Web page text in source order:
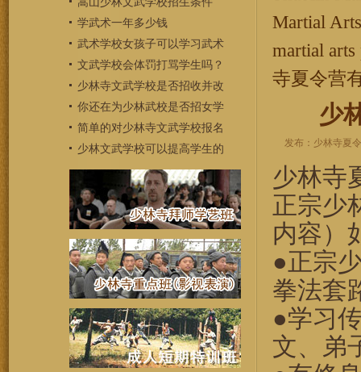
学武术一年多少钱
武术学校女孩子可以学习武术
文武学校会体罚打骂学生吗？
少林寺文武学校是否招收并改
你还在为少林武校是否招女学
简单的对少林寺文武学校报名
少林文武学校可以提高学生的
Martial
martial
寺夏令营
少
发布：少林寺夏
少林寺
正宗少
内容）
●正宗
拳法套
●学习
文、弟